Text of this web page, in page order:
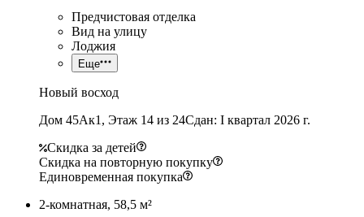
Предчистовая отделка
Вид на улицу
Лоджия
Еще
Новый восход
Дом 45Ак1, Этаж 14 из 24Сдан: I квартал 2026 г.
Скидка за детей
Скидка на повторную покупку
Единовременная покупка
2-комнатная, 58,5 м²